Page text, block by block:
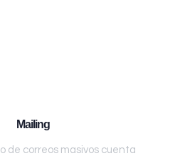
Mailing
de correos masivos cuenta